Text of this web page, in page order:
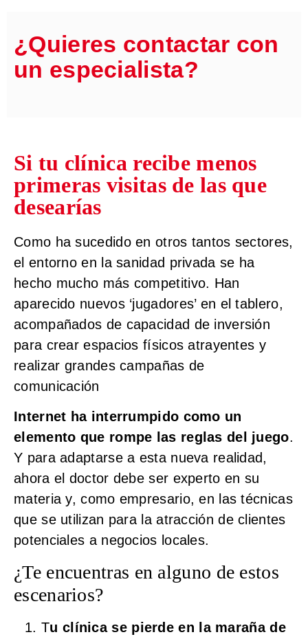
¿Quieres contactar con
un especialista?
Si tu clínica recibe menos
primeras visitas de las que
desearías
Como ha sucedido en otros tantos sectores,
el entorno en la sanidad privada se ha
hecho mucho más competitivo. Han
aparecido nuevos ‘jugadores’ en el tablero,
acompañados de capacidad de inversión
para crear espacios físicos atrayentes y
realizar grandes campañas de
comunicación
Internet ha interrumpido como un
elemento que rompe las reglas del juego.
Y para adaptarse a esta nueva realidad,
ahora el doctor debe ser experto en su
materia y, como empresario, en las técnicas
que se utilizan para la atracción de clientes
potenciales a negocios locales.
¿Te encuentras en alguno de estos
escenarios?
Tu clínica se pierde en la maraña de